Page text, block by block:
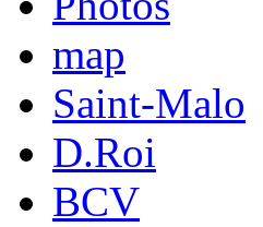
map
Saint-Malo
D.Roi
BCV